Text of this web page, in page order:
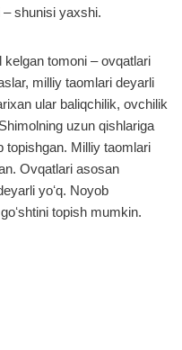
– shunisi yaxshi.
tomoni – ovqatlari
milliy taomlari deyarli
ular baliqchilik, ovchilik
uzun qishlariga
topishgan. Milliy taomlari
Ovqatlari asosan
yoʻq. Noyob
topish mumkin.